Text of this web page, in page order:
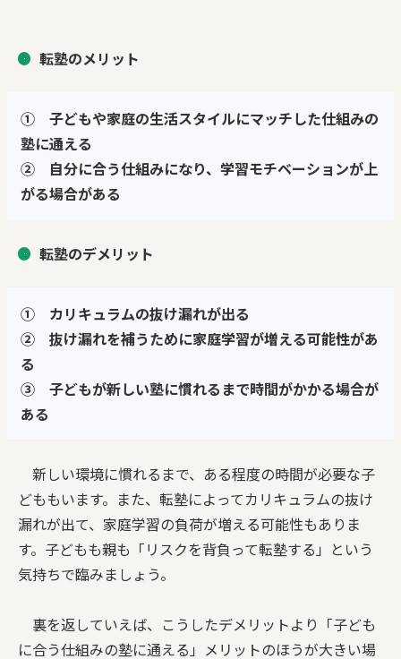
転塾のメリット
①
子どもや家庭の生活スタイルにマッチした仕組みの
塾に通える
②
自分に合う仕組みになり、学習モチベーションが上
がる場合がある
転塾のデメリット
①
カリキュラムの抜け漏れが出る
②
抜け漏れを補うために家庭学習が増える可能性があ
る
③
子どもが新しい塾に慣れるまで時間がかかる場合が
ある
新しい環境に慣れるまで、ある程度の時間が必要な子
どももいます。また、転塾によってカリキュラムの抜け
漏れが出て、家庭学習の負荷が増える可能性もありま
す。子どもも親も「リスクを背負って転塾する」という
気持ちで臨みましょう。
裏を返していえば、こうしたデメリットより「子ども
に合う仕組みの塾に通える」メリットのほうが大きい場